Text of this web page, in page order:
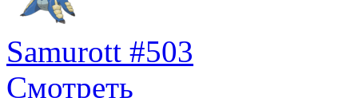
Samurott #503
Смотреть